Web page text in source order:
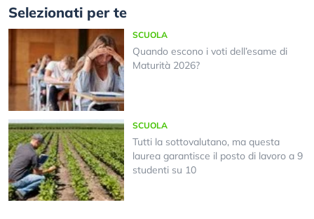
Selezionati per te
SCUOLA
Quando escono i voti dell’esame di
Maturità 2026?
SCUOLA
Tutti la sottovalutano, ma questa
laurea garantisce il posto di lavoro a 9
studenti su 10